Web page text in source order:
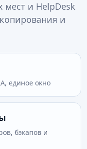
мест и HelpDesk
и
единое окно
бэкапов и